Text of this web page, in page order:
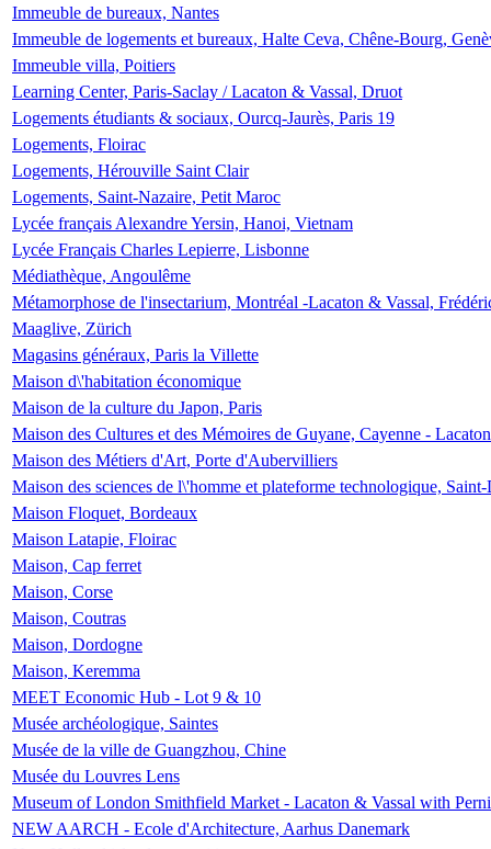
Immeuble de bureaux, Nantes
Immeuble de logements et bureaux, Halte Ceva, Chêne-Bourg,
Immeuble villa, Poitiers
Learning Center, Paris-Saclay / Lacaton & Vassal, Druot
Logements étudiants & sociaux, Ourcq-Jaurès, Paris 19
Logements, Floirac
Logements, Hérouville Saint Clair
Logements, Saint-Nazaire, Petit Maroc
Lycée français Alexandre Yersin, Hanoi, Vietnam
Lycée Français Charles Lepierre, Lisbonne
Médiathèque, Angoulême
Métamorphose de l'insectarium, Montréal -Lacaton & Vassal,
Maaglive, Zürich
Magasins généraux, Paris la Villette
Maison d\'habitation économique
Maison de la culture du Japon, Paris
Maison des Cultures et des Mémoires de Guyane, Cayenne -
Maison des Métiers d'Art, Porte d'Aubervilliers
Maison des sciences de l\'homme et plateforme technologique,
Maison Floquet, Bordeaux
Maison Latapie, Floirac
Maison, Cap ferret
Maison, Corse
Maison, Coutras
Maison, Dordogne
Maison, Keremma
MEET Economic Hub - Lot 9 & 10
Musée archéologique, Saintes
Musée de la ville de Guangzhou, Chine
Musée du Louvres Lens
Museum of London Smithfield Market - Lacaton & Vassal with
NEW AARCH - Ecole d'Architecture, Aarhus Danemark